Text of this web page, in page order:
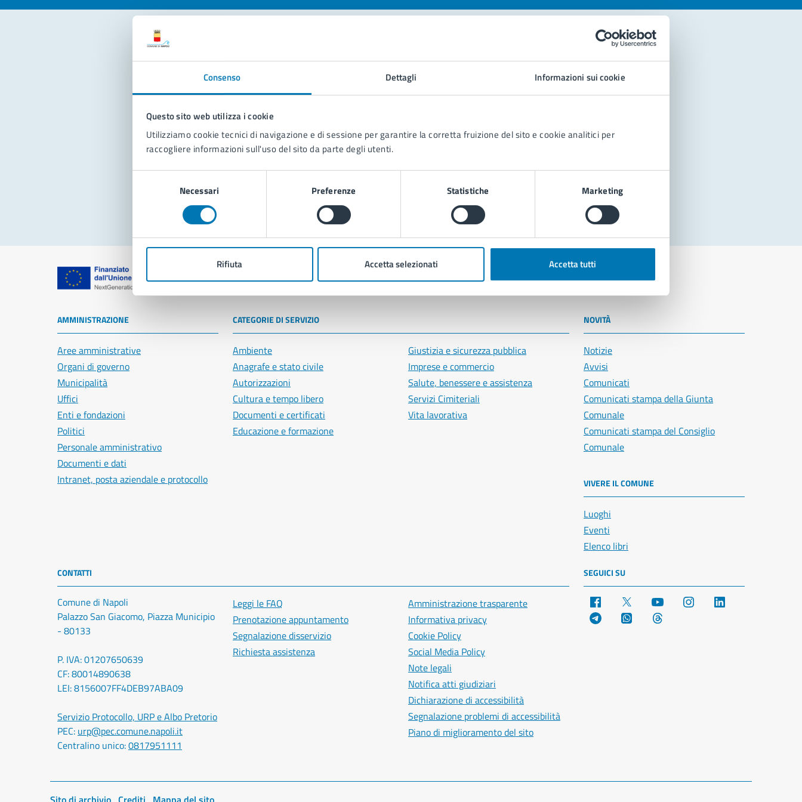
Consenso Dettagli Informazioni sui cookie
Questo sito web utilizza i cookie
Utilizziamo cookie tecnici di navigazione e di sessione per garantire la corretta fruizione del sito e cookie analitici per
raccogliere informazioni sull'uso del sito da parte degli utenti.
Necessari Preferenze Statistiche Marketing
Rifiuta Accetta selezionati Accetta tutti
Contatta il comune
Richiedi assistenza
Prenota appuntamento
Problemi in città
Segnala disservizio
Comune di Napoli
AMMINISTRAZIONE
Aree amministrative
Organi di governo
Municipalità
Uffici
Enti e fondazioni
Politici
Personale amministrativo
Documenti e dati
Intranet, posta aziendale e protocollo
CATEGORIE DI SERVIZIO
Ambiente
Anagrafe e stato civile
Autorizzazioni
Cultura e tempo libero
Documenti e certificati
Educazione e formazione
Giustizia e sicurezza pubblica
Imprese e commercio
Salute, benessere e assistenza
Servizi Cimiteriali
Vita lavorativa
NOVITÀ
Notizie
Avvisi
Comunicati
Comunicati stampa della Giunta
Comunale
Comunicati stampa del Consiglio
Comunale
VIVERE IL COMUNE
Luoghi
Eventi
Elenco libri
CONTATTI
Comune di Napoli
Palazzo San Giacomo, Piazza Municipio
- 80133
P. IVA: 01207650639
CF: 80014890638
LEI: 8156007FF4DEB97ABA09
Servizio Protocollo, URP e Albo Pretorio
PEC: urp@pec.comune.napoli.it
Centralino unico:0817951111
Leggi le FAQ
Prenotazione appuntamento
Segnalazione disservizio
Richiesta assistenza
Amministrazione trasparente
Informativa privacy
Cookie Policy
Social Media Policy
Note legali
Notifica atti giudiziari
Dichiarazione di accessibilità
Segnalazione problemi di accessibilità
Piano di miglioramento del sito
SEGUICI SU
Facebook YouTube Instagram
Telegram WhatsApp